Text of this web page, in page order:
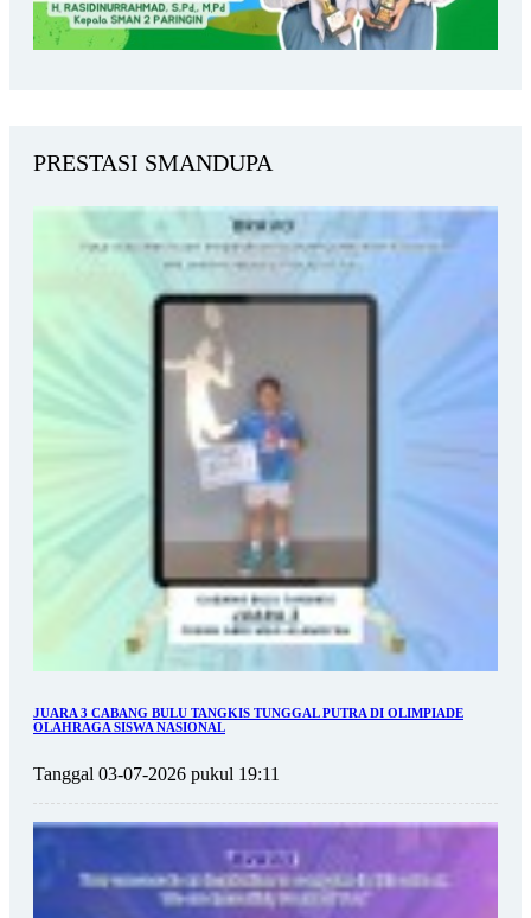
PRESTASI SMANDUPA
JUARA 3 CABANG BULU TANGKIS TUNGGAL PUTRA DI OLIMPIADE
OLAHRAGA SISWA NASIONAL
Tanggal 03-07-2026 pukul 19:11